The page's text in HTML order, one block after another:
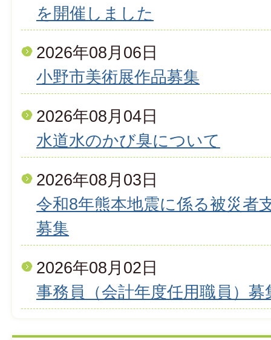
を開催しました
2026年08月06日
小野市美術展作品募集
2026年08月04日
水道水のかび臭について
2026年08月03日
令和8年熊本地震に係る被災者
募集
2026年08月02日
事務員（会計年度任用職員）募